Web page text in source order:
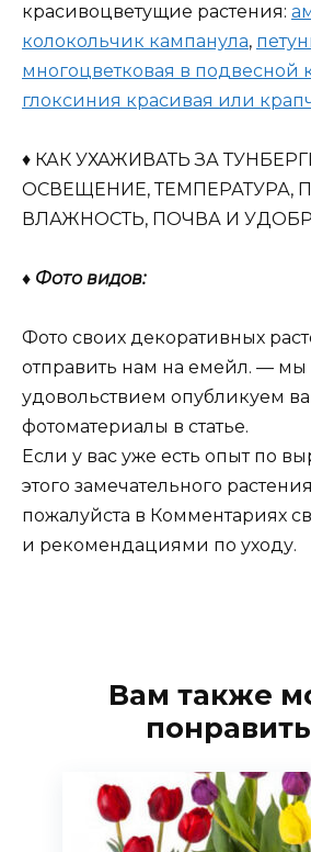
красивоцветущие растения:
колокольчик кампанула,
многоцветковая в подвесной
глоксиния красивая или
♦ КАК УХАЖИВАТЬ ЗА
ОСВЕЩЕНИЕ, ТЕМПЕРАТУРА,
ВЛАЖНОСТЬ, ПОЧВА И
♦ Фото видов:
Фото своих декоративных
отправить нам на емейл. — мы
удовольствием опубликуем
фотоматериалы в статье.
Если у вас уже есть опыт по
этого замечательного
пожалуйста в Комментариях
и рекомендациями по уходу.
Вам также